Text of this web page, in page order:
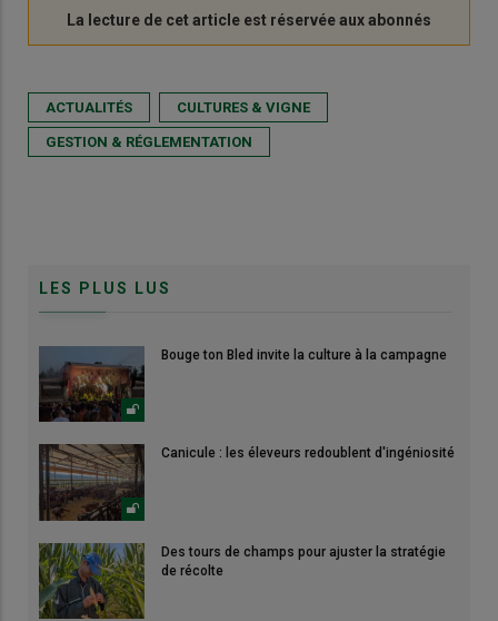
ACTUALITÉS CULTURES & VIGNE
GESTION & RÉGLEMENTATION
LES PLUS LUS
Bouge ton Bled invite la culture à la campagne
Canicule : les éleveurs redoublent d'ingéniosité
Des tours de champs pour ajuster la stratégie
de récolte